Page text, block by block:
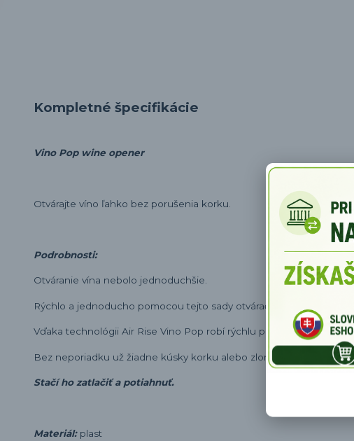
Kompletné špecifikácie
Vino Pop wine opener
Otvárajte víno ľahko bez porušenia korku.
Podrobnosti:
Otváranie vína nebolo jednoduchšie.
Rýchlo a jednoducho pomocou tejto sady otvárača vína
Vďaka technológii Air Rise Vino Pop robí rýchlu prácu pri
Bez neporiadku už žiadne kúsky korku alebo zlomených korkov.
Stačí ho zatlačiť a potiahnuť.
Materiál:plast